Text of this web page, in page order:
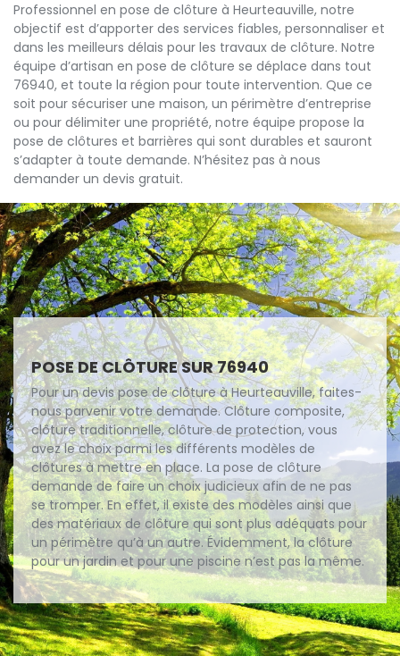
Professionnel en pose de clôture à Heurteauville, notre
objectif est d’apporter des services fiables, personnaliser et
dans les meilleurs délais pour les travaux de clôture. Notre
équipe d’artisan en pose de clôture se déplace dans tout
76940, et toute la région pour toute intervention. Que ce
soit pour sécuriser une maison, un périmètre d’entreprise
ou pour délimiter une propriété, notre équipe propose la
pose de clôtures et barrières qui sont durables et sauront
s’adapter à toute demande. N’hésitez pas à nous
demander un devis gratuit.
POSE DE CLÔTURE SUR 76940
Pour un devis pose de clôture à Heurteauville, faites-
nous parvenir votre demande. Clôture composite,
clôture traditionnelle, clôture de protection, vous
avez le choix parmi les différents modèles de
clôtures à mettre en place. La pose de clôture
demande de faire un choix judicieux afin de ne pas
se tromper. En effet, il existe des modèles ainsi que
des matériaux de clôture qui sont plus adéquats pour
un périmètre qu’à un autre. Évidemment, la clôture
pour un jardin et pour une piscine n’est pas la même.